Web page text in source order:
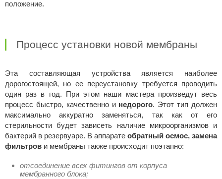
положение.
Процесс установки новой мембраны
Эта составляющая устройства является наиболее
дорогостоящей, но ее переустановку требуется проводить
один раз в год. При этом наши мастера произведут весь
процесс быстро, качественно и недорого. Этот тип должен
максимально аккуратно заменяться, так как от его
стерильности будет зависеть наличие микроорганизмов и
бактерий в резервуаре. В аппарате обратный осмос, замена
фильтров и мембраны также происходит поэтапно:
отсоединение всех фитингов от корпуса
мембранного блока;